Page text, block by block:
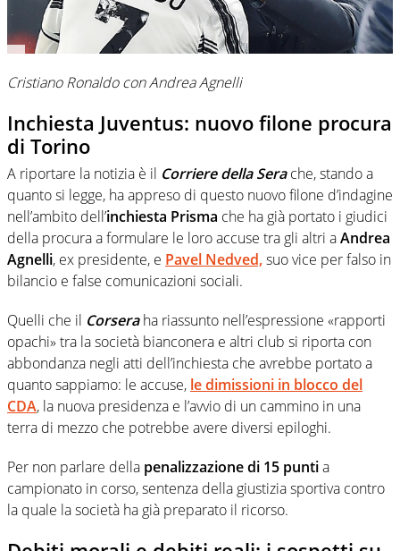
Cristiano Ronaldo con Andrea Agnelli
Inchiesta Juventus: nuovo filone procura
di Torino
A riportare la notizia è il Corriere della Sera che, stando a
quanto si legge, ha appreso di questo nuovo filone d’indagine
nell’ambito dell’inchiesta Prisma che ha già portato i giudici
della procura a formulare le loro accuse tra gli altri aAndrea
Agnelli, ex presidente, e Pavel Nedved,suo vice per falso in
bilancio e false comunicazioni sociali.
Quelli che il Corseraha riassunto nell’espressione «rapporti
opachi» tra la società bianconera e altri club si riporta con
abbondanza negli atti dell’inchiesta che avrebbe portato a
quanto sappiamo: le accuse, le dimissioni in blocco del
CDA, la nuova presidenza e l’avvio di un cammino in una
terra di mezzo che potrebbe avere diversi epiloghi.
Per non parlare della penalizzazione di 15 puntia
campionato in corso, sentenza della giustizia sportiva contro
la quale la società ha già preparato il ricorso.